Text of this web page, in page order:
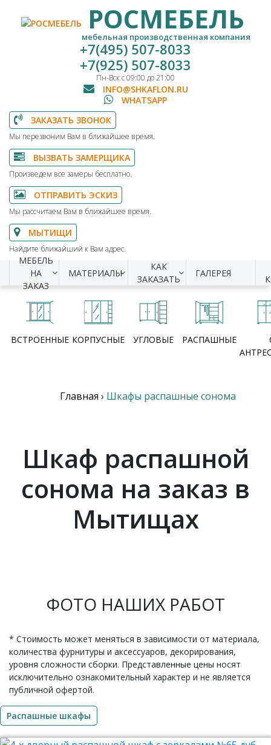
РОСМЕБЕЛЬ
мебельная производственная компания
+7(495) 507-8033
+7(925) 507-8033
Пн-Вск с 09:00 до 21:00
INFO@SHKAFLON.RU
WHATSAPP
ЗАКАЗАТЬ ЗВОНОК
Мы перезвоним Вам в ближайшее время.
ВЫЗВАТЬ ЗАМЕРЩИКА
Произведем все замеры бесплатно.
ОТПРАВИТЬ ЭСКИЗ
Мы рассчитаем Вам в ближайшее время.
МЫТИЩИ
Найдите ближайший к Вам адрес.
МЕБЕЛЬ
НА
ЗАКАЗ
МАТЕРИАЛЫ
КАК
ЗАКАЗАТЬ
ГАЛЕРЕЯ
ВСТРОЕННЫЕ КОРПУСНЫЕ УГЛОВЫЕ РАСПАШНЫЕ
Главная › Шкафы распашные сонома
Шкаф распашной
сонома на заказ в
Мытищах
ФОТО НАШИХ РАБОТ
* Стоимость может меняться в зависимости от материала,
количества фурнитуры и аксессуаров, декорирования,
уровня сложности сборки. Представленные цены носят
исключительно ознакомительный характер и не является
публичной офертой.
Распашные шкафы